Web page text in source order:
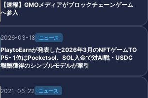
【速報】GMOメディアがブロックチェーンゲーム
へ参入
2026-03-18 ニュース
PlaytoEarnが発表した2026年3月のNFTゲームTO
P5- 1位はPocketsol、SOL入金で対AI戦・USDC
報酬獲得のシンプルモデルが牽引
2021-06-22 ニュース